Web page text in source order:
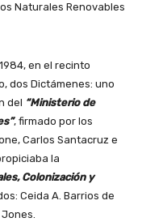
Naturales Renovables
en el recinto
dos Dictámenes: uno
del “Ministerio de
, firmado por los
Carlos Santacruz e
la
Colonización y
Ceida A. Barrios de
Jones.